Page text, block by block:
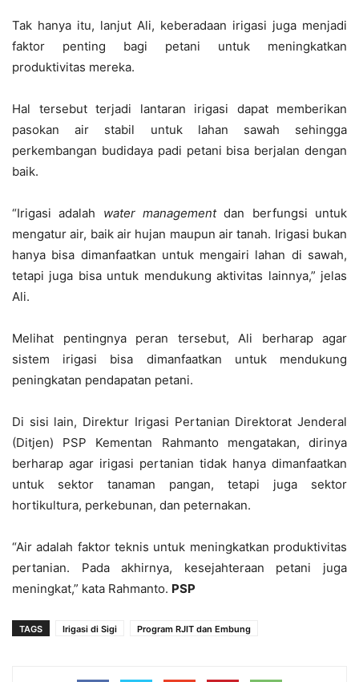
Tak hanya itu, lanjut Ali, keberadaan irigasi juga menjadi
faktor penting bagi petani untuk meningkatkan
produktivitas mereka.
Hal tersebut terjadi lantaran irigasi dapat memberikan
pasokan air stabil untuk lahan sawah sehingga
perkembangan budidaya padi petani bisa berjalan dengan
baik.
“Irigasi adalah water managementdan berfungsi untuk
mengatur air, baik air hujan maupun air tanah. Irigasi bukan
hanya bisa dimanfaatkan untuk mengairi lahan di sawah,
tetapi juga bisa untuk mendukung aktivitas lainnya,” jelas
Ali.
Melihat pentingnya peran tersebut, Ali berharap agar
sistem irigasi bisa dimanfaatkan untuk mendukung
peningkatan pendapatan petani.
Di sisi lain, Direktur Irigasi Pertanian Direktorat Jenderal
(Ditjen) PSP Kementan Rahmanto mengatakan, dirinya
berharap agar irigasi pertanian tidak hanya dimanfaatkan
untuk sektor tanaman pangan, tetapi juga sektor
hortikultura, perkebunan, dan peternakan.
“Air adalah faktor teknis untuk meningkatkan produktivitas
pertanian. Pada akhirnya, kesejahteraan petani juga
meningkat,” kata Rahmanto. PSP
TAGS Irigasi di Sigi Program RJIT dan Embung